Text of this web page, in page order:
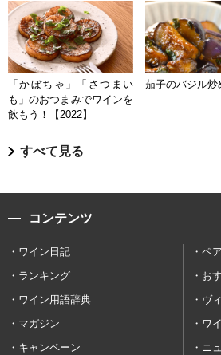
「かぼちゃ」「さつまい
も」のおつまみでワインを
飲もう！【2022】
茄子のバジル炒
すべて見る
コンテンツ
ワイン日記
ペ
ランキング
お
ワイン用語辞典
ヴ
マガジン
ワ
キャンペーン
ニ